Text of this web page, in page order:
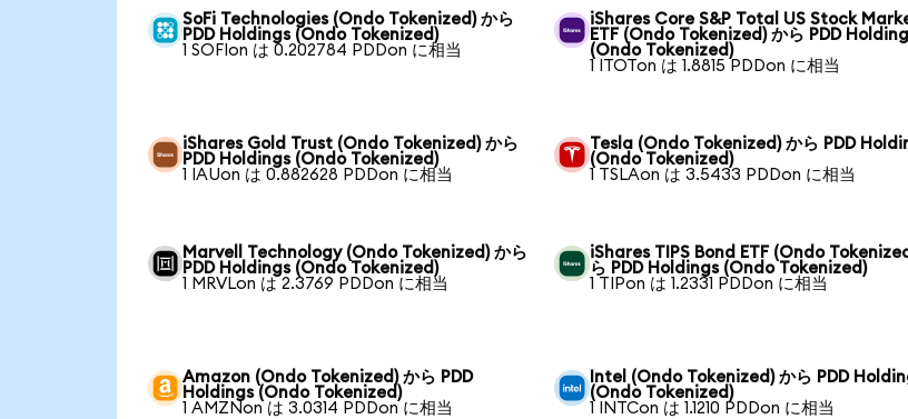
SoFi Technologies (Ondo Tokenized) から
PDD Holdings (Ondo Tokenized)
1 SOFIon は 0.202784 PDDon に相当
iShares Core S&P Total US Stock
ETF (Ondo Tokenized) から PDD
(Ondo Tokenized)
1 ITOTon は 1.8815 PDDon に相当
iShares Gold Trust (Ondo Tokenized) から
PDD Holdings (Ondo Tokenized)
1 IAUon は 0.882628 PDDon に相当
Tesla (Ondo Tokenized) から PDD
(Ondo Tokenized)
1 TSLAon は 3.5433 PDDon に相当
Marvell Technology (Ondo Tokenized) から
PDD Holdings (Ondo Tokenized)
1 MRVLon は 2.3769 PDDon に相当
iShares TIPS Bond ETF (Ondo
ら PDD Holdings (Ondo Tokenized)
1 TIPon は 1.2331 PDDon に相当
Amazon (Ondo Tokenized) から PDD
Holdings (Ondo Tokenized)
1 AMZNon は 3.0314 PDDon に相当
Intel (Ondo Tokenized) から PDD
(Ondo Tokenized)
1 INTCon は 1.1210 PDDon に相当